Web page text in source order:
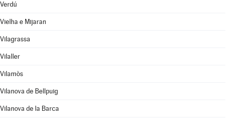
Verdú
Vielha e Mijaran
Vilagrassa
Vilaller
Vilamòs
Vilanova de Bellpuig
Vilanova de la Barca